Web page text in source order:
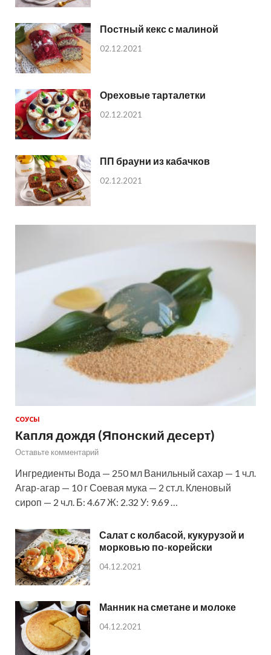
Постный кекс с малиной
02.12.2021
Ореховые тарталетки
02.12.2021
ПП брауни из кабачков
02.12.2021
СОУСЫ
Капля дождя (Японский десерт)
Оставьте комментарий
Ингредиенты Вода — 250 мл Ванильный сахар — 1 ч.л.
Агар-агар — 10 г Соевая мука — 2 ст.л. Кленовый
сироп — 2 ч.л. Б: 4.67 Ж: 2.32 У: 9.69 …
Салат с колбасой, кукурузой и
морковью по-корейски
04.12.2021
Манник на сметане и молоке
04.12.2021